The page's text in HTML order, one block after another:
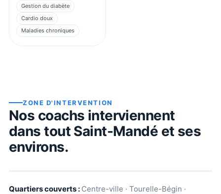
Gestion du diabète
Cardio doux
Maladies chroniques
ZONE D'INTERVENTION
Nos coachs interviennent
dans tout Saint-Mandé et ses
environs.
Quartiers couverts : Centre-ville · Tourelle-Bégin ·